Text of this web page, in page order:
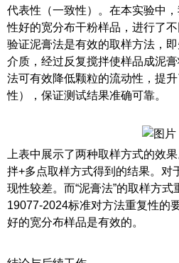
代表性（一致性）。在本实验中
性好的宽分布干粉样品，进行了
验证泥膏法是有效的取样方法，
介质，经过反复搅拌使样品成泥
法可有效降低颗粒的流动性，提
性），保证测试结果准确可靠。
上表中展示了两种取样方式的效
拌+多点取样方式得到的结果。对
现性较差。而“泥膏法”的取样方
19077-2024标准对方法重复性的
好的宽分布样品是有效的。